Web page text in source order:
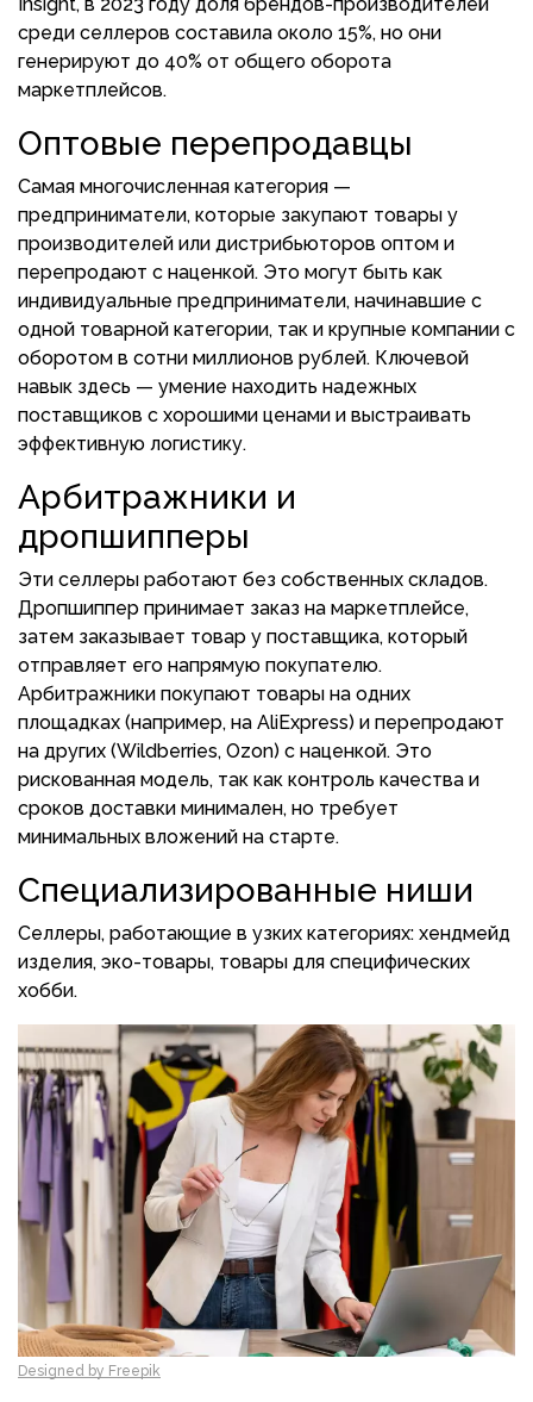
среди селлеров составила около 15%, но они
генерируют до 40% от общего оборота
маркетплейсов.
Оптовые перепродавцы
Самая многочисленная категория —
предприниматели, которые закупают товары у
производителей или дистрибьюторов оптом и
перепродают с наценкой. Это могут быть как
индивидуальные предприниматели, начинавшие с
одной товарной категории, так и крупные компании с
оборотом в сотни миллионов рублей. Ключевой
навык здесь — умение находить надежных
поставщиков с хорошими ценами и выстраивать
эффективную логистику.
Арбитражники и
дропшипперы
Эти селлеры работают без собственных складов.
Дропшиппер принимает заказ на маркетплейсе,
затем заказывает товар у поставщика, который
отправляет его напрямую покупателю.
Арбитражники покупают товары на одних
площадках (например, на AliExpress) и перепродают
на других (Wildberries, Ozon) с наценкой. Это
рискованная модель, так как контроль качества и
сроков доставки минимален, но требует
минимальных вложений на старте.
Специализированные ниши
Селлеры, работающие в узких категориях: хендмейд
изделия, эко-товары, товары для специфических
хобби.
Designed by Freepik